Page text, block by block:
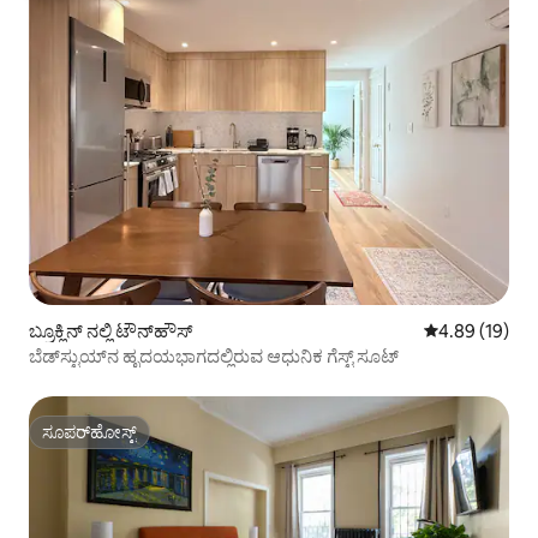
ಬ್ರೂಕ್ಲಿನ್ ನಲ್ಲಿ ಟೌನ್‌ಹೌಸ್ 5 ರಲ್ಲಿ 4.89
4.89 (19)
ಬೆಡ್‌ಸ್ಟುಯ್‌ನ ಹೃದಯಭಾಗದಲ್ಲಿರುವ ಆಧುನಿಕ ಗೆಸ್ಟ್ ಸೂಟ್
ಸೂಪರ್‌ಹೋಸ್ಟ್
ಸೂಪರ್‌ಹೋಸ್ಟ್